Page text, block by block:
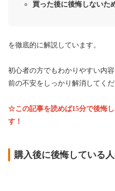
買った後に後悔しないた
を徹底的に解説しています。
初心者の方でもわかりやすい内
前の不安をしっかり解消してくだ
☆この記事を読めば15分で後悔
す！
購入後に後悔している